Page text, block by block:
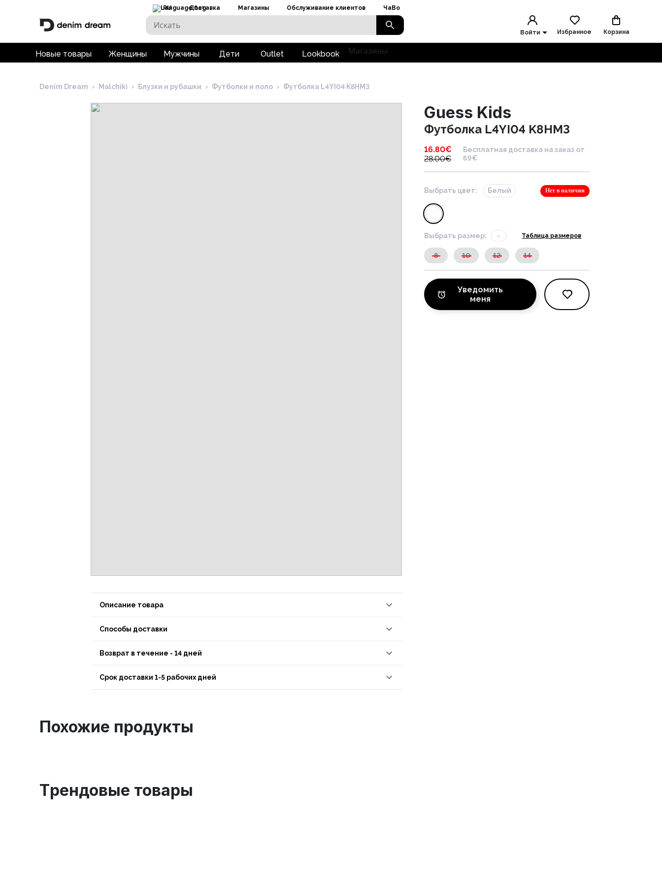
RU Доставка Магазины Обслуживание клиентов ЧаВо
Войти Избранное Корзина
Новые товары Женщины Мужчины Дети Outlet Lookbook Магазины
Denim Dream › Malchiki › Блузки и рубашки › Футболки и поло › Футболка L4YI04 K8HM3
Описание товара
Способы доставки
Возврат в течение - 14 дней
Срок доставки 1-5 рабочих дней
Guess Kids
Футболка L4YI04 K8HM3
16.80€
28.00€
Бесплатная доставка на заказ от
69€
Выбрать цвет: Белый Нет в наличии
Выбрать размер: - Таблица размеров
8 10 12 14
Уведомить
меня
Похожие продукты
Tрендовые товары